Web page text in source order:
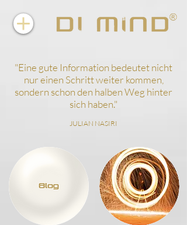
"Eine gute Information bedeutet nicht
nur einen Schritt weiter kommen,
sondern schon den halben Weg hinter
sich haben."
JULIAN NASIRI